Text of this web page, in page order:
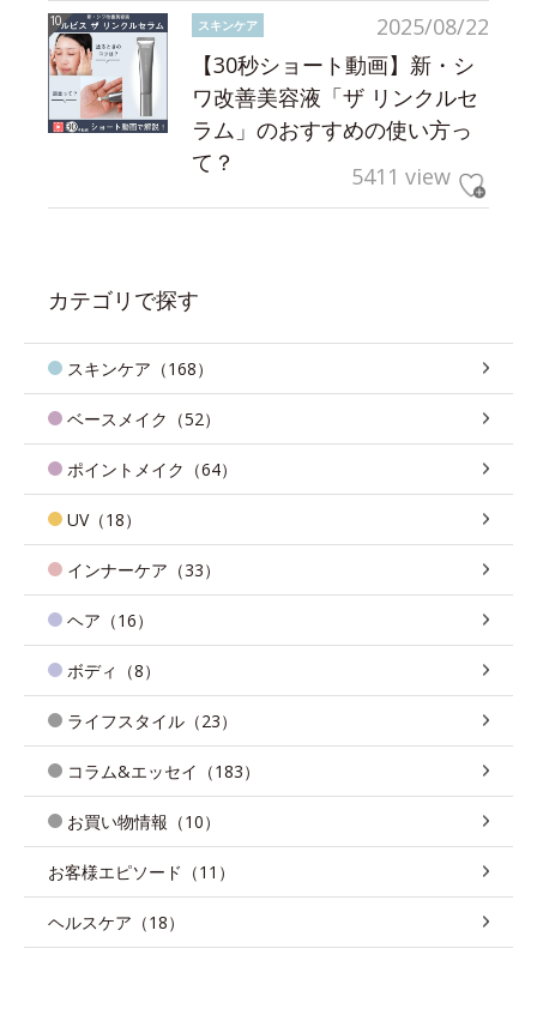
2025/08/22
スキンケア
【30秒ショート動画】新・シ
ワ改善美容液「ザ リンクルセ
ラム」のおすすめの使い方っ
て？
5411 view
カテゴリで探す
スキンケア（168）
ベースメイク（52）
ポイントメイク（64）
UV（18）
インナーケア（33）
ヘア（16）
ボディ（8）
ライフスタイル（23）
コラム&エッセイ（183）
お買い物情報（10）
お客様エピソード（11）
ヘルスケア（18）